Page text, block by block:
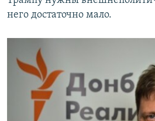
него достаточно мало.